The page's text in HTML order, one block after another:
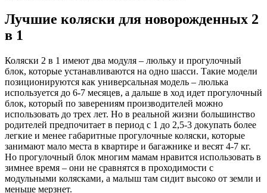
Лучшие коляски для новорожденных 2
в 1
Коляски 2 в 1 имеют два модуля – люльку и прогулочный
блок, которые устанавливаются на одно шасси. Такие модели
позиционируются как универсальная модель – люлька
используется до 6-7 месяцев, а дальше в ход идет прогулочный
блок, который по заверениям производителей можно
использовать до трех лет. Но в реальной жизни большинство
родителей предпочитает в период с 1 до 2,5-3 докупать более
легкие и менее габаритные прогулочные коляски, которые
занимают мало места в квартире и багажнике и весят 4-7 кг.
Но прогулочный блок многим мамам нравится использовать в
зимнее время – они не сравнятся в проходимости с
модульными колясками, а малыш там сидит высоко от земли и
меньше мерзнет.